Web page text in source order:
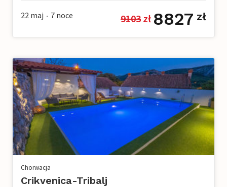
22 maj • 7 noce 9103 zł 8827 zł
Chorwacja
Crikvenica-Tribalj